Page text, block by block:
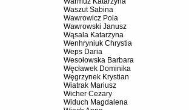
Waszut Sabina
Wawrowicz Pola
Wawrowski Janusz
Wąsala Katarzyna
Wenhryniuk Chrystia
Weps Daria
Wesołowska Barbara
Węcławek Dominika
Węgrzynek Krystian
Wiatrak Mariusz
Wicher Cezary
Widuch Magdalena